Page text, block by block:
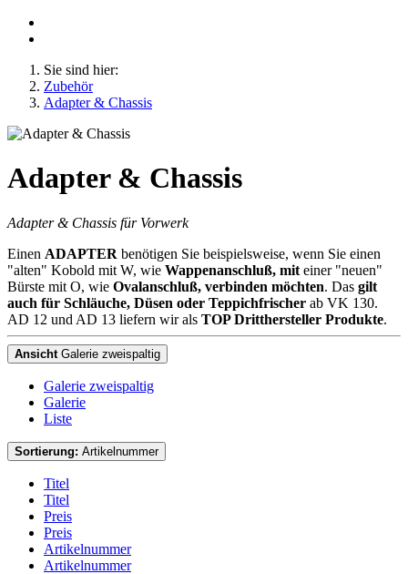
Sie sind hier:
Zubehör
Adapter & Chassis
Adapter & Chassis
Adapter & Chassis für Vorwerk
Einen ADAPTER benötigen Sie beispielsweise, wenn Sie einen
"alten" Kobold mit W, wie Wappenanschluß, mit einer "neuen"
Bürste mit O, wie Ovalanschluß, verbinden möchten. Das gilt
auch für Schläuche, Düsen oder Teppichfrischer ab VK 130.
AD 12 und AD 13 liefern wir als TOP Dritthersteller Produkte.
Ansicht Galerie zweispaltig
Galerie zweispaltig
Galerie
Liste
Sortierung: Artikelnummer
Titel
Titel
Preis
Preis
Artikelnummer
Artikelnummer